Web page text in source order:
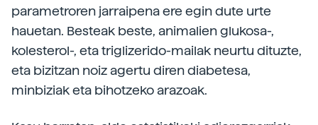
parametroren jarraipena ere egin dute urte
hauetan. Besteak beste, animalien glukosa-,
kolesterol-, eta triglizerido-mailak neurtu dituzte,
eta bizitzan noiz agertu diren diabetesa,
minbiziak eta bihotzeko arazoak.